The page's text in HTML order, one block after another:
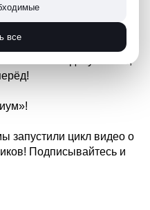
желаем технопарку
побед и успехов,
запустили цикл видео о
Подписывайтесь и
все